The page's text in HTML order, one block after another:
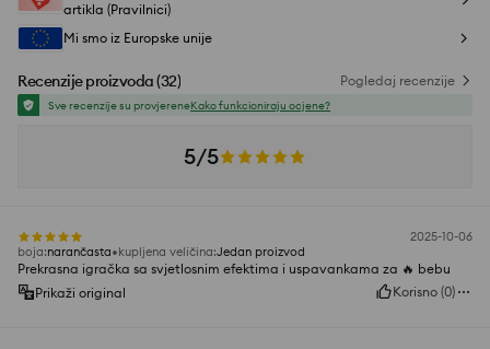
artikla (Pravilnici)
Mi smo iz Europske unije
Recenzije proizvoda(32) Pogledaj recenzije
Sve recenzije su provjereneKako funkcioniraju ocjene?
5/5
2025-10-06
boja:narančasta kupljena veličina:Jedan proizvod
Prekrasna igračka sa svjetlosnim efektima i uspavankama za 🔥 bebu
Prikaži original
Korisno (0)